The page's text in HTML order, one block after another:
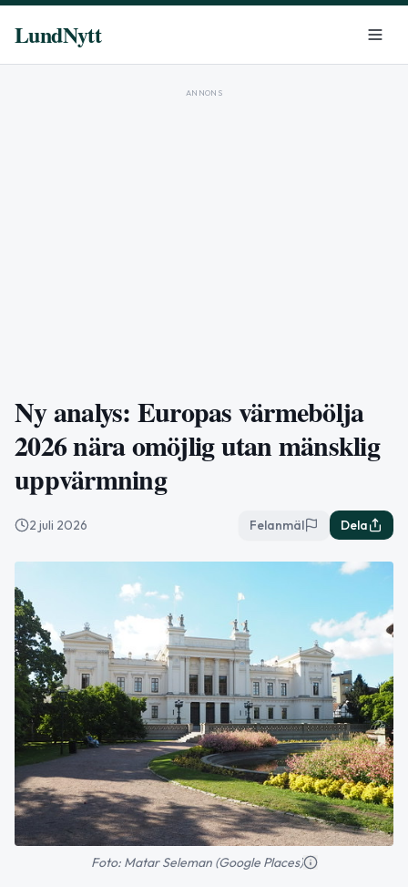
LundNytt
ANNONS
Ny analys: Europas värmebölja
2026 nära omöjlig utan mänsklig
uppvärmning
2 juli 2026 Felanmäl Dela
Foto: Matar Seleman (Google Places)